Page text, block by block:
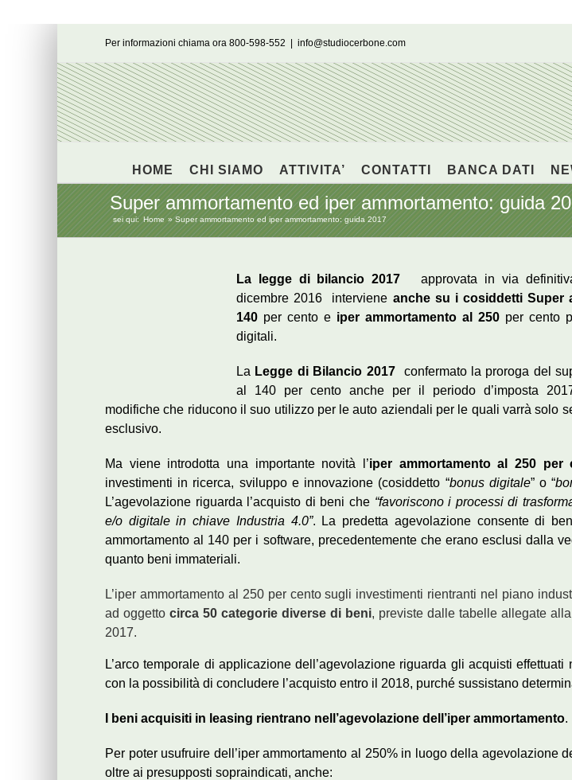
Per informazioni chiama ora 800-598-552 info@studiocerbone.com
HOME CHI SIAMO ATTIVITA’ CONTATTI BANCA DATI
Super ammortamento ed iper ammortamento: guida
sei qui: Home Super ammortamento ed iper ammortamento: guida 2017
La legge di bilancio 2017
approvata in via
dicembre 2016 interviene anche su i cosiddetti Super
140 per cento e iper ammortamento al 250per cento
digitali.
La Legge di Bilancio 2017confermato la proroga del
al 140 per cento anche per il periodo d’imposta
modifiche che riducono il suo utilizzo per le auto aziendali per le quali varrà solo
esclusivo.
Ma viene introdotta una importante novità l’iper ammortamento al 250 per
investimenti in ricerca, sviluppo e innovazione (cosiddetto “bonus digitale” o “
L’agevolazione riguarda l’acquisto di beni che “favoriscono i processi di
e/o digitale in chiave Industria 4.0”. La predetta agevolazione consente di
ammortamento al 140 per i software, precedentemente che erano esclusi dalla
quanto beni immateriali.
L’iper ammortamento al 250 per cento sugli investimenti rientranti nel piano
ad oggettocirca 50 categorie diverse di beni, previste dalle tabelle allegate
2017.
L’arco temporale di applicazione dell’agevolazione riguarda gli acquisti effettuati
con la possibilità di concludere l’acquisto entro il 2018, purché sussistano
I beni acquisiti in leasing rientrano nell’agevolazione dell’iper ammortamento.
Per poter usufruire dell’iper ammortamento al 250% in luogo della agevolazione
oltre ai presupposti sopraindicati, anche: